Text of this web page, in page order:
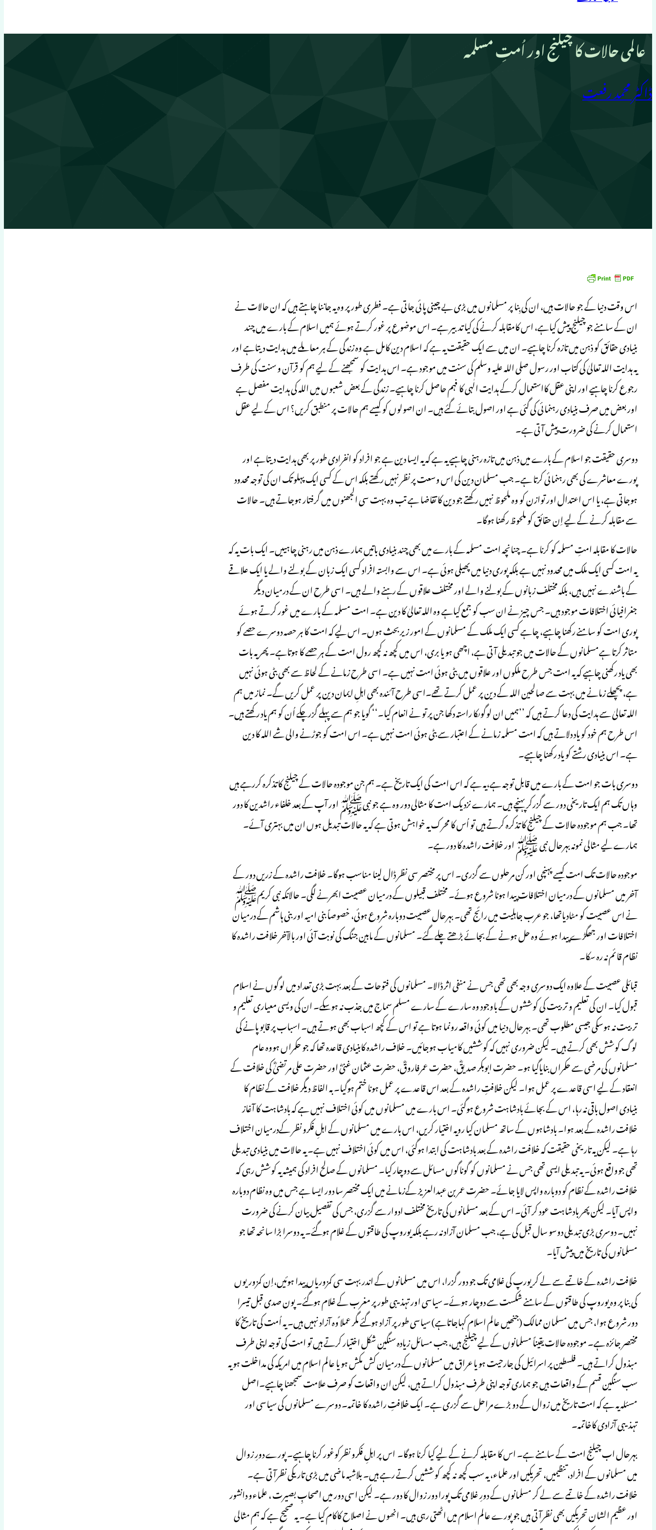
عالمی حالات کا چیلنج اور اُمتِ مسلمہ
ڈاکٹر محمد رفعت
اس وقت دنیا کے جو حالات ہیں، ان کی بِنا پر مسلمانوں میں بڑی بے چینی پائی جاتی ہے۔ فطری طورپر وہ یہ جاننا چاہتے ہیں کہ ان حالات نے
ان کے سامنے جو چیلنج پیش کیاہے، اس کامقابلہ کرنے کی کیا تدبیر ہے۔ اس موضوع پر غور کرتے ہوئے ہمیں اسلام کے بارے میں چند
بنیادی حقائق کو ذہن میں تازہ کرنا چاہیے۔ ان میں سے ایک حقیقت یہ ہے کہ اسلام دین کامل ہے وہ زندگی کے ہر معاملے میں ہدایت دیتاہے اور
یہ ہدایت اللہ تعالیٰ کی کتاب اور رسول صلی اللہ علیہ وسلم کی سنت میں موجود ہے۔ اس ہدایت کو سمجھنے کے لیے ہم کو قرآن و سنت کی طرف
رجوع کرنا چاہیے اور اپنی عقل کااستعمال کرکے ہدایت الٰہی کا فہم حاصل کرنا چاہیے۔ زندگی کے بعض شعبوں میں اللہ کی ہدایت مفصل ہے
اور بعض میں صرف بنیادی رہنمائی کی گئی ہے اور اصول بتائے گئے ہیں۔ ان اصولوں کو کیسے ہم حالات پر منطبق کریں؟ اس کے لیے عقل
استعمال کرنے کی ضرورت پیش آتی ہے۔
دوسری حقیقت جو اسلام کے بارے میں ذہن میں تازہ رہنی چاہیے یہ ہے کہ یہ ایسا دین ہے جو افراد کو انفرادی طورپر بھی ہدایت دیتاہے اور
پورے معاشرے کی بھی رہنمائی کرتا ہے۔ جب مسلمان دین کی اس وسعت پر نظر نہیں رکھتے بلکہ اس کے کسی ایک پہلو تک ان کی توجہ محدود
ہوجاتی ہے، یا اس اعتدال اور توازن کو وہ ملحوظ نہیں رکھتے جو دین کا تقاضا ہے تب وہ بہت سی الجھنوں میں گرفتار ہوجاتے ہیں۔ حالات
سے مقابلہ کرنے کے لیے اِن حقائق کو ملحوظ رکھنا ہوگا۔
حالات کا مقابلہ امتِ مسلمہ کو کرنا ہے۔ چنانچہ امت مسلمہ کے بارے میں بھی چند بنیادی باتیں ہمارے ذہن میں رہنی چاہییں۔ ایک بات یہ کہ
یہ امت کسی ایک ملک میں محدود نہیں ہے بلکہ پوری دنیا میں پھیلی ہوئی ہے۔ اس سے وابستہ افراد کسی ایک زبان کے بولنے والے یا ایک علاقے
کے باشندے نہیں ہیں، بلکہ مختلف زبانوں کے بولنے والے اور مختلف علاقوں کے رہنے والے ہیں۔ اسی طرح ان کے درمیان دیگر
جغرافیائی اختلافات موجود ہیں۔ جس چیز نے ان سب کو جمع کیاہے وہ اللہ تعالیٰ کا دین ہے۔ امت مسلمہ کے بارے میں غور کرتے ہوئے
پوری امت کو سامنے رکھنا چاہیے، چاہے کسی ایک ملک کے مسلمانوں کے امور زیربحث ہوں۔ اس لیے کہ امت کا ہر حصہ دوسرے حصے کو
متاثر کرتا ہےمسلمانوں کے حالات میں جو تبدیلی آتی ہے، اچھی ہو یا بری، اس میں کچھ نہ کچھ رول امت کے ہر حصے کا ہوتاہے۔ پھر یہ بات
بھی یاد رکھنی چاہیے کہ یہ امت جس طرح ملکوں اور علاقوں میں بٹی ہوئی امت نہیں ہے۔ اسی طرح زمانے کے لحاظ سے بھی بٹی ہوئی نہیں
ہے، پچھلے زمانے میں بہت سے صالحین اللہ کے دین پر عمل کرتے تھے۔اسی طرح آئندہ بھی اہلِ ایمان دین پر عمل کریں گے۔ نماز میں ہم
اللہ تعالیٰ سے ہدایت کی دعا کرتے ہیں کہ ’’ہمیں ان لوگوںکا راستہ دکھا جن پر تو نے انعام کیا۔‘‘ گویا جو ہم سے پہلے گزرچکے اُن کو ہم یاد رکھتے ہیں۔
اس طرح ہم خود کو یاد دلاتے ہیں کہ امت مسلمہ زمانے کے اعتبار سے بٹی ہوئی امت نہیں ہے۔ اس امت کو جوڑنے والی شے اللہ کا دین
ہے۔ اس بنیادی رشتے کو یاد رکھنا چاہیے۔
دوسری بات جو امت کے بارے میں قابل توجہ ہے،یہ ہے کہ اس امت کی ایک تاریخ ہے۔ ہم جن موجودہ حالات کے چیلنج کاتذکرہ کررہے ہیں
وہاں تک ہم ایک تاریخی دور سے گزرکر پہنچے ہیں۔ ہمارے نزدیک امت کا مثالی دور وہ ہے جو نبیﷺ اور آپ کے بعد خلفاء راشدین کا دور
تھا۔ جب ہم موجودہ حالات کے چیلنج کا تذکرہ کرتے ہیں تو اُس کا محرک یہ خواہش ہوتی ہے کہ یہ حالات تبدیل ہوں ان میں بہتری آئے۔
ہمارے لیے مثالی نمونہ بہرحال نبی ﷺ اور خلافت راشدہ کا دور ہے۔
موجودہ حالات تک امت کیسے پہنچی اور کن مرحلوں سے گزری۔ اس پر مختصر سی نظر ڈال لینا مناسب ہوگا۔ خلافت راشدہ کے زریں دور کے
آخر میں مسلمانوں کے درمیان اختلافات پیدا ہونا شروع ہوئے۔ مختلف قبیلوں کے درمیان عصبیت ابھرنے لگی۔ حالانکہ نبی کریمﷺ
نے اس عصبیت کو مٹادیاتھا، جو عرب جاہلیت میں رائج تھی۔ بہرحال عصبیت دوبارہ شروع ہوئی، خصوصاً بنی امیہ اور بنی ہاشم کے درمیان
اختلافات اور جھگڑے پیدا ہوئے وہ حل ہونے کے بجائے بڑھتے چلے گئے۔ مسلمانوں کے مابین جنگ کی نوبت آئی اور بالآخر خلافت راشدہ کا
نظام قائم نہ رہ سکا۔
قبائلی عصبیت کے علاوہ ایک دوسری وجہ بھی تھی جس نے منفی اثر ڈالا۔ مسلمانوں کی فتوحات کے بعد بہت بڑی تعداد میں لوگوں نے اسلام
قبول کیا۔ ان کی تعلیم و تربیت کی کوششوں کے باوجود وہ سارے کے سارے مسلم سماج میں جذب نہ ہوسکے۔ ان کی ویسی معیاری تعلیم و
تربیت نہ ہوسکی جیسی مطلوب تھی۔ بہرحال دنیا میں کوئی واقعہ رونما ہوتا ہے تو اس کے کچھ اسباب بھی ہوتے ہیں۔ اسباب پر قابو پانے کی
لوگ کوشش بھی کرتے ہیں۔ لیکن ضروری نہیں کہ کوششیں کامیاب ہوجائیں۔ خلاف راشدہ کابنیادی قاعدہ تھا کہ جو حکمراں ہووہ عام
مسلمانوں کی مرضی سے حکمراں بنایاگیا ہو۔ حضرت ابوبکر صدیقؓ، حضرت عمرفاروقؓ، حضرت عثمان غنیؓ اور حضرت علی مرتضیٰؓ کی خلافت کے
انعقاد کے لیے اسی قاعدے پر عمل ہوا۔ لیکن خلافتِ راشدہ کے بعد اس قاعدے پر عمل ہونا ختم ہوگیا۔ بہ الفاظ دیگر خلافت کے نظام کا
بنیادی اصول باقی نہ رہا، اس کے بجائے بادشاہت شروع ہوگئی۔ اس بارے میں مسلمانوں میں کوئی اختلاف نہیں ہے کہ بادشاہت کا آغاز
خلافت راشدہ کے بعد ہوا۔ بادشاہوں کے ساتھ مسلمان کیا رویہ اختیار کریں، اس بارے میں مسلمانوں کے اہلِ فکرو نظر کےدرمیان اختلاف
رہا ہے۔ لیکن یہ تاریخی حقیقت کہ خلافت راشدہ کے بعد بادشاہت کی ابتدا ہوگئی، اس میں کوئی اختلاف نہیں ہے۔ یہ حالات میں بنیادی تبدیلی
تھی جوواقع ہوئی۔ یہ تبدیلی ایسی تھی جس نے مسلمانوں کو گوناگوں مسائل سے دوچار کیا۔ مسلمانوں کے صالح افراد کی ہمیشہ یہ کوشش رہی کہ
خلافت راشدہ کے نظام کو دوبارہ واپس لایا جائے۔ حضرت عمر بن عبدالعزیز کےزمانے میں ایک مختصر سا دور ایسا ہے جس میں وہ نظام دوبارہ
واپس آیا۔ لیکن پھر بادشاہت عود کر آئی۔ اس کے بعد مسلمانوں کی تاریخ مختلف ادوار سے گزری، جس کی تفصیل بیان کرنے کی ضرورت
نہیں۔ دوسری بڑی تبدیلی دوسو سال قبل کی ہے، جب مسلمان آزاد نہ رہے بلکہ یوروپ کی طاقتوں کے غلام ہوگئے۔ یہ دوسرا بڑا سانحہ تھا جو
مسلمانوں کی تاریخ میں پیش آیا۔
خلافت راشدہ کے خاتمے سے لے کر یورپ کی غلامی تک جو دور گزرا، اس میں مسلمانوں کے اندر بہت سی کمزوریاں پیدا ہوئیں،اِن کمزوریوں
کی بنا پر وہ یوروپ کی طاقتوں کے سامنے شکست سے دوچار ہوئے۔ سیاسی اور تہذیبی طورپر مغرب کے غلام ہوگئے۔ پون صدی قبل تیسرا
دور شروع ہوا، جس میں مسلمان ممالک (جنھیں عالم اسلام کہاجاتاہے) سیاسی طورپر آزاد ہوگئے مگر عملا ًوہ آزاد نہیں ہیں۔ یہ اُمت کی تاریخ کا
مختصر جائزہ ہے۔ موجودہ حالات یقیناً مسلمانوں کے لیے چیلنج ہیں، جب مسائل زیادہ سنگین شکل اختیار کرتے ہیں تو امت کی توجہ اپنی طرف
مبذول کراتے ہیں۔ فلسطین پر اسرائیل کی جارحیت ہو یا عراق میں مسلمانوں کے درمیان کش مکش ہو یا عالم اسلام میں امریکہ کی مداخلت ہو یہ
سب سنگین قسم کے واقعات ہیں جو ہماری توجہ اپنی طرف مبذول کراتے ہیں، لیکن ان واقعات کو صرف علامت سمجھنا چاہیے۔اصل
مسئلہ یہ ہے کہ امت تاریخ میں زوال کے دو بڑے مراحل سے گزری ہے۔ ایک خلافتِ راشدہ کا خاتمہ۔ دوسرے مسلمانوں کی سیاسی اور
تہذیبی آزادی کاخاتمہ۔
بہرحال اب چیلنج امت کے سامنے ہے۔ اس کا مقابلہ کرنے کے لیے کیا کرنا ہوگا۔ اس پر اہلِ فکرو نظرکوغور کرنا چاہیے۔ پورے دورِ زوال
میں مسلمانوں کے افراد، تنظیمیں، تحریکیں اور علماء، یہ سب کچھ نہ کچھ کوششیں کرتے رہے ہیں۔ بلاشبہ ماضی میں بڑی تاریکی نظرآتی ہے۔
خلافت راشدہ کے خاتمے سے لے کر مسلمانوں کے دورِ غلامی تک پورا دور زوال کا دور ہے۔ لیکن اسی دور میں اصحابِ بصیرت ، علماءو دانشور
اور عظیم الشان تحریکیں بھی نظرآتی ہیں جو پورے عالم اسلام میں اٹھتی رہی ہیں۔ انھوں نے اصلاح کاکام کیا ہے۔ یہ صحیح ہے کہ ہم مثالی